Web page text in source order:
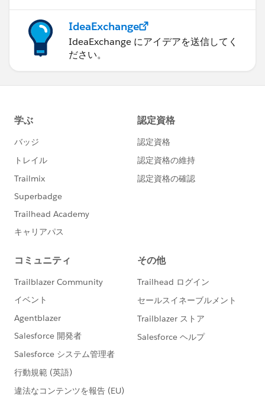
IdeaExchange
IdeaExchange にアイデアを送信してく
ださい。